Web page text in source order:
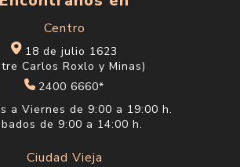
Centro
18 de julio 1623
Carlos Roxlo y Minas)
2400 6660*
a Viernes de 9:00 a 19:00 h.
de 9:00 a 14:00 h.
Ciudad Vieja